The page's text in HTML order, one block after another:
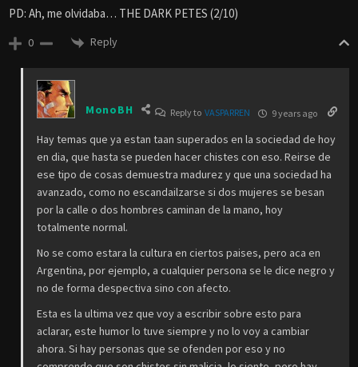
PD: Ah, me olvidaba… THE DARK PETES (2/10)
0 Reply
MonoBH Reply toVASPARREN 9 years ago
Hay temas que ya estan taan superados en la sociedad de hoy
en dia, que hasta se pueden hacer chistes con eso. Reirse de
ese tipo de cosas demuestra madurez y que una sociedad ha
avanzado, como no escandailzarse si dos mujeres se besan
por la calle o dos hombres caminan de la mano, hoy
totalmente normal.
No se como estara la cultura en ciertos paises, pero aca en
Argentina, por ejemplo, a cualquier persona se le dice negro y
no de forma despectiva sino con afecto.
Esta es la ultima vez que voy a escribir sobre esto para
aclarar, este humor lo tuve siempre y no lo voy a cambiar
ahora. Si hay personas que se ofenden por eso y no